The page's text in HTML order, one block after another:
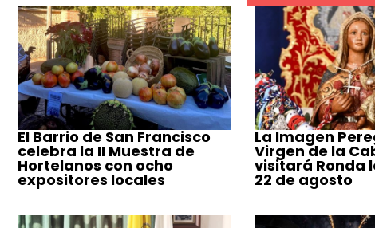
El Barrio de San Francisco
celebra la II Muestra de
Hortelanos con ocho
expositores locales
La Imagen
Virgen de la
visitará Ronda
22 de agosto